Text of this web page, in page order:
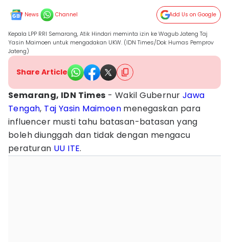
News Channel Add Us on Google
Kepala LPP RRI Semarang, Atik Hindari meminta izin ke Wagub Jateng Taj
Yasin Maimoen untuk mengadakan UKW. (IDN Times/Dok Humas Pemprov
Jateng)
Share Article
Semarang, IDN Times - Wakil Gubernur Jawa
Tengah, Taj Yasin Maimoen menegaskan para
influencer musti tahu batasan-batasan yang
boleh diunggah dan tidak dengan mengacu
peraturan UU ITE.